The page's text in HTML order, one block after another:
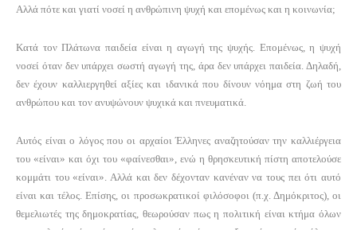
Αλλά πότε και γιατί νοσεί η ανθρώπινη ψυχή και επομένως και η κοινωνία;
Κατά τον Πλάτωνα παιδεία είναι η αγωγή της ψυχής. Επομένως, η ψυχή
νοσεί όταν δεν υπάρχει σωστή αγωγή της, άρα δεν υπάρχει παιδεία. Δηλαδή,
δεν έχουν καλλιεργηθεί αξίες και ιδανικά που δίνουν νόημα στη ζωή του
ανθρώπου και τον ανυψώνουν ψυχικά και πνευματικά.
Αυτός είναι ο λόγος που οι αρχαίοι Έλληνες αναζητούσαν την καλλιέργεια
του «είναι» και όχι του «φαίνεσθαι», ενώ η θρησκευτική πίστη αποτελούσε
κομμάτι του «είναι». Αλλά και δεν δέχονταν κανέναν να τους πει ότι αυτό
είναι και τέλος. Επίσης, οι προσωκρατικοί φιλόσοφοι (π.χ. Δημόκριτος), οι
θεμελιωτές της δημοκρατίας, θεωρούσαν πως η πολιτική είναι κτήμα όλων